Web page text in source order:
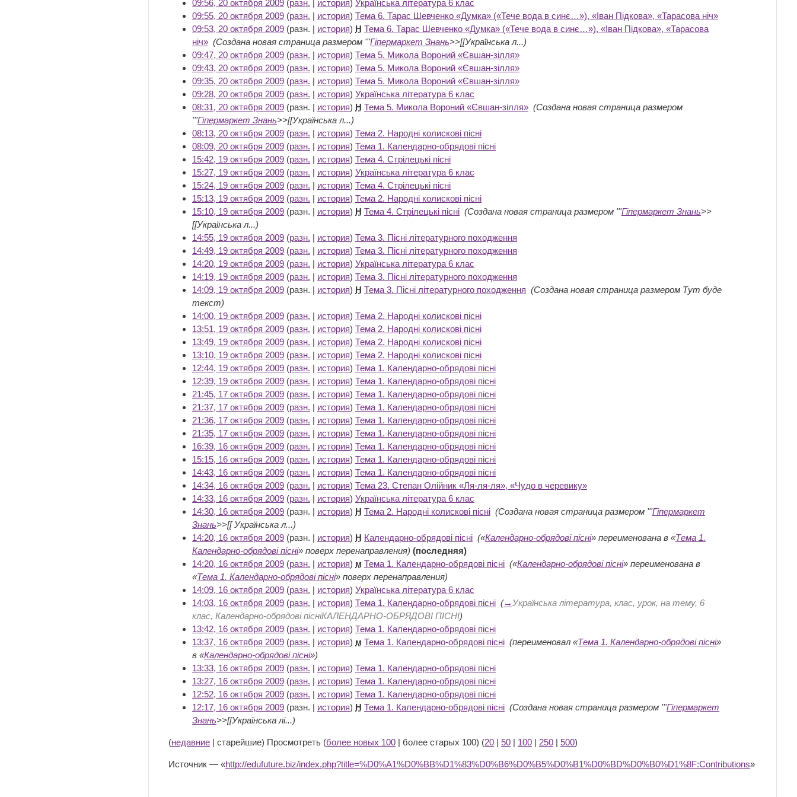
09:56, 20 октября 2009 (разн. | история) Українська література 6 клас
09:55, 20 октября 2009 (разн. | история) Тема 6. Тарас Шевченко «Думка» («Тече вода в синє…»), «Іван Підкова», «Тарасова ніч»
09:53, 20 октября 2009 (разн. | история) Н Тема 6. Тарас Шевченко «Думка» («Тече вода в синє…»), «Іван Підкова», «Тарасова
ніч» (Создана новая страница размером '''Гіпермаркет Знань>>[[Українська л...)
09:47, 20 октября 2009 (разн. | история) Тема 5. Микола Вороний «Євшан-зілля»
09:43, 20 октября 2009 (разн. | история) Тема 5. Микола Вороний «Євшан-зілля»
09:35, 20 октября 2009 (разн. | история) Тема 5. Микола Вороний «Євшан-зілля»
09:28, 20 октября 2009 (разн. | история) Українська література 6 клас
08:31, 20 октября 2009 (разн. | история) Н Тема 5. Микола Вороний «Євшан-зілля» (Создана новая страница размером
'''Гіпермаркет Знань>>[[Українська л...)
08:13, 20 октября 2009 (разн. | история) Тема 2. Народні колискові пісні
08:09, 20 октября 2009 (разн. | история) Тема 1. Календарно-обрядові пісні
15:42, 19 октября 2009 (разн. | история) Тема 4. Стрілецькі пісні
15:27, 19 октября 2009 (разн. | история) Українська література 6 клас
15:24, 19 октября 2009 (разн. | история) Тема 4. Стрілецькі пісні
15:13, 19 октября 2009 (разн. | история) Тема 2. Народні колискові пісні
15:10, 19 октября 2009 (разн. | история) Н Тема 4. Стрілецькі пісні (Создана новая страница размером '''Гіпермаркет Знань>>
[[Українська л...)
14:55, 19 октября 2009 (разн. | история) Тема 3. Пісні літературного походження
14:49, 19 октября 2009 (разн. | история) Тема 3. Пісні літературного походження
14:20, 19 октября 2009 (разн. | история) Українська література 6 клас
14:19, 19 октября 2009 (разн. | история) Тема 3. Пісні літературного походження
14:09, 19 октября 2009 (разн. | история) Н Тема 3. Пісні літературного походження (Создана новая страница размером Тут буде
текст)
14:00, 19 октября 2009 (разн. | история) Тема 2. Народні колискові пісні
13:51, 19 октября 2009 (разн. | история) Тема 2. Народні колискові пісні
13:49, 19 октября 2009 (разн. | история) Тема 2. Народні колискові пісні
13:10, 19 октября 2009 (разн. | история) Тема 2. Народні колискові пісні
12:44, 19 октября 2009 (разн. | история) Тема 1. Календарно-обрядові пісні
12:39, 19 октября 2009 (разн. | история) Тема 1. Календарно-обрядові пісні
21:45, 17 октября 2009 (разн. | история) Тема 1. Календарно-обрядові пісні
21:37, 17 октября 2009 (разн. | история) Тема 1. Календарно-обрядові пісні
21:36, 17 октября 2009 (разн. | история) Тема 1. Календарно-обрядові пісні
21:35, 17 октября 2009 (разн. | история) Тема 1. Календарно-обрядові пісні
16:39, 16 октября 2009 (разн. | история) Тема 1. Календарно-обрядові пісні
15:15, 16 октября 2009 (разн. | история) Тема 1. Календарно-обрядові пісні
14:43, 16 октября 2009 (разн. | история) Тема 1. Календарно-обрядові пісні
14:34, 16 октября 2009 (разн. | история) Тема 23. Степан Олійник «Ля-ля-ля», «Чудо в черевику»
14:33, 16 октября 2009 (разн. | история) Українська література 6 клас
14:30, 16 октября 2009 (разн. | история) Н Тема 2. Народні колискові пісні (Создана новая страница размером '''Гіпермаркет
Знань>>[[ Українська л...)
14:20, 16 октября 2009 (разн. | история) Н Календарно-обрядові пісні («Календарно-обрядові пісні» переименована в «Тема 1.
Календарно-обрядові пісні» поверх перенаправления) (последняя)
14:20, 16 октября 2009 (разн. | история) м Тема 1. Календарно-обрядові пісні («Календарно-обрядові пісні» переименована в
«Тема 1. Календарно-обрядові пісні» поверх перенаправления)
14:09, 16 октября 2009 (разн. | история) Українська література 6 клас
14:03, 16 октября 2009 (разн. | история) Тема 1. Календарно-обрядові пісні (→Українська література, клас, урок, на тему, 6
клас, Календарно-обрядові пісніКАЛЕНДАРНО-ОБРЯДОВІ ПІСНІ)
13:42, 16 октября 2009 (разн. | история) Тема 1. Календарно-обрядові пісні
13:37, 16 октября 2009 (разн. | история) м Тема 1. Календарно-обрядові пісні (переименовал «Тема 1. Календарно-обрядові пісні»
в «Календарно-обрядові пісні»)
13:33, 16 октября 2009 (разн. | история) Тема 1. Календарно-обрядові пісні
13:27, 16 октября 2009 (разн. | история) Тема 1. Календарно-обрядові пісні
12:52, 16 октября 2009 (разн. | история) Тема 1. Календарно-обрядові пісні
12:17, 16 октября 2009 (разн. | история) Н Тема 1. Календарно-обрядові пісні (Создана новая страница размером '''Гіпермаркет
Знань>>[[Українська лі...)
(недавние | старейшие) Просмотреть (более новых 100 | более старых 100) (20 | 50 | 100 | 250 | 500)
Источник — «http://edufuture.biz/index.php?title=%D0%A1%D0%BB%D1%83%D0%B6%D0%B5%D0%B1%D0%BD%D0%B0%D1%8F:Contributions»